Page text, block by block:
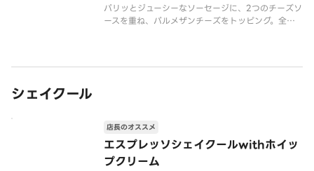
パリッとジューシーなソーセージに、2つのチーズソ
ースを重ね、パルメザンチーズをトッピング。全部
です。
シェイクール
エスプレッソシェイクールwithホイッ
プクリーム
店長のオススメ